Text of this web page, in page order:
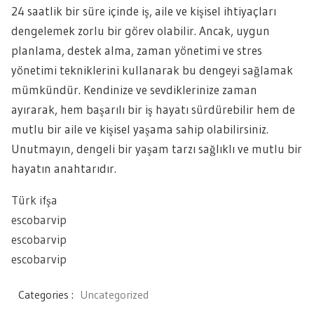
24 saatlik bir süre içinde iş, aile ve kişisel ihtiyaçları
dengelemek zorlu bir görev olabilir. Ancak, uygun
planlama, destek alma, zaman yönetimi ve stres
yönetimi tekniklerini kullanarak bu dengeyi sağlamak
mümkündür. Kendinize ve sevdiklerinize zaman
ayırarak, hem başarılı bir iş hayatı sürdürebilir hem de
mutlu bir aile ve kişisel yaşama sahip olabilirsiniz.
Unutmayın, dengeli bir yaşam tarzı sağlıklı ve mutlu bir
hayatın anahtarıdır.
Türk ifşa
escobarvip
escobarvip
escobarvip
Categories : Uncategorized